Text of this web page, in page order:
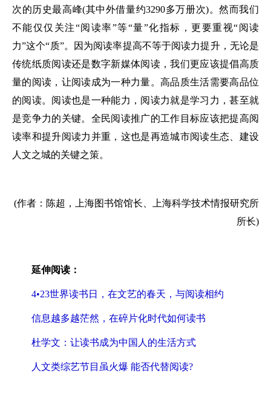
次的历史最高峰(其中外借量约3290多万册次)。然而我们
不能仅仅关注“阅读率”等“量”化指标，更要重视“阅读
力”这个“质”。因为阅读率提高不等于阅读力提升，无论是
传统纸质阅读还是数字新媒体阅读，我们更应该提倡高质
量的阅读，让阅读成为一种力量。高品质生活需要高品位
的阅读。阅读也是一种能力，阅读力就是学习力，甚至就
是竞争力的关键。全民阅读推广的工作目标应该把提高阅
读率和提升阅读力并重，这也是再造城市阅读生态、建设
人文之城的关键之策。
(作者：陈超，上海图书馆馆长、上海科学技术情报研究所
所长)
延伸阅读：
4•23世界读书日，在文艺的春天，与阅读相约
信息越多越茫然，在碎片化时代如何读书
杜学文：让读书成为中国人的生活方式
人文类综艺节目虽火爆 能否代替阅读?